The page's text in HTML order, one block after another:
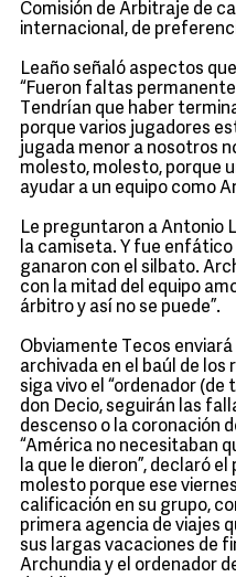
Comisión de Arbitraje de
internacional, de
Leaño señaló aspectos
“Fueron faltas
Tendrían que haber
porque varios jugadores
jugada menor a nosotros
molesto, molesto, porque
ayudar a un equipo como
Le preguntaron a Antonio
la camiseta. Y fue enfático
ganaron con el silbato.
con la mitad del equipo
árbitro y así no se puede”.
Obviamente Tecos
archivada en el baúl de
siga vivo el “ordenador
don Decio, seguirán las
descenso o la coronación
“América no necesitaban
la que le dieron”, declaró
molesto porque ese
calificación en su grupo,
primera agencia de viajes
sus largas vacaciones de
Archundia y el ordenador